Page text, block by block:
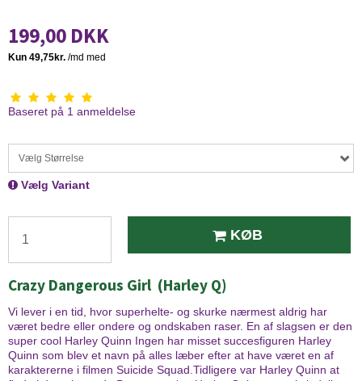
199,00 DKK
Baseret på 1 anmeldelse
Vælg Størrelse
Vælg Variant
KØB
Crazy Dangerous Girl (Harley Q)
Vi lever i en tid, hvor superhelte- og skurke nærmest aldrig har
været bedre eller ondere og ondskaben raser. En af slagsen er den
super cool Harley Quinn Ingen har misset succesfiguren Harley
Quinn som blev et navn på alles læber efter at have været en af
karaktererne i filmen Suicide Squad.Tidligere var Harley Quinn at